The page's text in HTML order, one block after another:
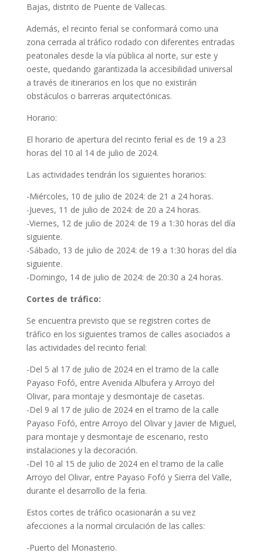
Bajas, distrito de Puente de Vallecas.
Además, el recinto ferial se conformará como una
zona cerrada al tráfico rodado con diferentes entradas
peatonales desde la vía pública al norte, sur este y
oeste, quedando garantizada la accesibilidad universal
a través de itinerarios en los que no existirán
obstáculos o barreras arquitectónicas.
Horario:
El horario de apertura del recinto ferial es de 19 a 23
horas del 10 al 14 de julio de 2024.
Las actividades tendrán los siguientes horarios:
-Miércoles, 10 de julio de 2024: de 21 a 24 horas.
-Jueves, 11 de julio de 2024: de 20 a 24 horas.
-Viernes, 12 de julio de 2024: de 19 a 1:30 horas del día
siguiente.
-Sábado, 13 de julio de 2024: de 19 a 1:30 horas del día
siguiente.
-Domingo, 14 de julio de 2024: de 20:30 a 24 horas.
Cortes de tráfico:
Se encuentra previsto que se registren cortes de
tráfico en los siguientes tramos de calles asociados a
las actividades del recinto ferial:
-Del 5 al 17 de julio de 2024 en el tramo de la calle
Payaso Fofó, entre Avenida Albufera y Arroyo del
Olivar, para montaje y desmontaje de casetas.
-Del 9 al 17 de julio de 2024 en el tramo de la calle
Payaso Fofó, entre Arroyo del Olivar y Javier de Miguel,
para montaje y desmontaje de escenario, resto
instalaciones y la decoración.
-Del 10 al 15 de julio de 2024 en el tramo de la calle
Arroyo del Olivar, entre Payaso Fofó y Sierra del Valle,
durante el desarrollo de la feria.
Estos cortes de tráfico ocasionarán a su vez
afecciones a la normal circulación de las calles:
-Puerto del Monasterio.